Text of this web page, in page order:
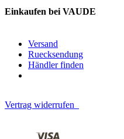
Einkaufen bei VAUDE
Versand
Ruecksendung
Händler finden
Vertrag widerrufen